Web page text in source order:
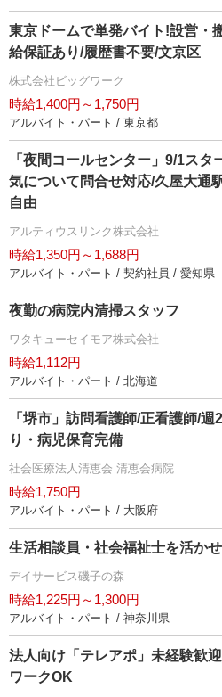
東京ドームで単発バイト!設営・
給保証あり/履歴書不要/文京区
株式会社ビッグワーク
時給1,400円～1,750円
アルバイト・パート / 東京都
「夜間コールセンター」9/1ス
気について問合せ対応/久屋大通
自由
アルティウスリンク株式会社
時給1,350円～1,688円
アルバイト・パート / 契約社員 / 愛知県
夜勤の病院内清掃スタッフ
ワタキューセイモア株式会社
時給1,112円
アルバイト・パート / 北海道
「堺市」訪問看護師/正看護師/
り・病児保育完備
社会医療法人清恵会 清恵会病院
時給1,750円
アルバイト・パート / 大阪府
生活相談員・社会福祉士を活か
デイサービス磯子の森
時給1,225円～1,300円
アルバイト・パート / 神奈川県
法人向け「テレアポ」未経験歓
ワークOK